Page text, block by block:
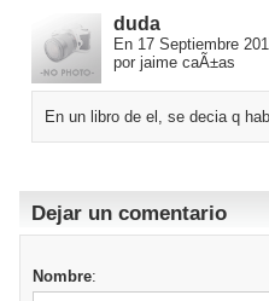
duda
En 17 Septiembre
por jaime caÃ±as
En un libro de el, se decia q
Dejar un comentario
Nombre: